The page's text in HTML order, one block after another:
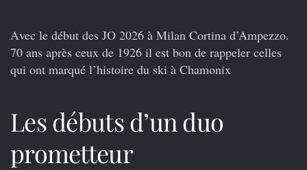
longue
histoire
du
ski
Chamonix
,
deux
sœurs
Avec le début des JO 2026 à Milan Cortina d’Ampezzo.
70 ans après ceux de 1926 il est bon de rappeler celles
qui ont marqué l’histoire du ski à Chamonix
Les débuts d’un duo
prometteur